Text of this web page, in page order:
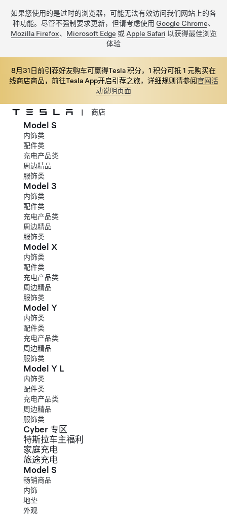
如果您使用的是过时的浏览器，可能无法有效访问我们网站上的各
种功能。尽管不强制要求更新，但请考虑使用 Google Chrome、
Mozilla Firefox、 Microsoft Edge 或 Apple Safari 以获得最佳浏览
体验
8月31日前引荐好友购车可赢得Tesla 积分，1 积分可抵 1 元购买在
线商店商品，前往Tesla App开启引荐之旅，详细规则请参阅官网活
动说明页面
跳至主要内容
| 商店
Model S
内饰类
配件类
充电产品类
周边精品
服饰类
Model 3
内饰类
配件类
充电产品类
周边精品
服饰类
Model X
内饰类
配件类
充电产品类
周边精品
服饰类
Model Y
内饰类
配件类
充电产品类
周边精品
服饰类
Model Y L
内饰类
配件类
充电产品类
周边精品
服饰类
Cyber 专区
特斯拉车主福利
家庭充电
旅途充电
Model S
畅销商品
内饰
地垫
外观